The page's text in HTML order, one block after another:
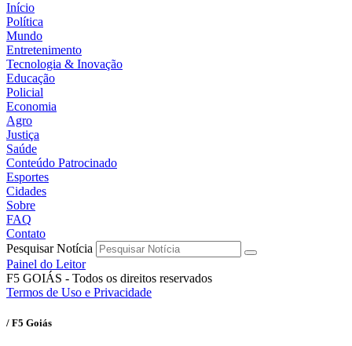
Início
Política
Mundo
Entretenimento
Tecnologia & Inovação
Educação
Policial
Economia
Agro
Justiça
Saúde
Conteúdo Patrocinado
Esportes
Cidades
Sobre
FAQ
Contato
Pesquisar Notícia
Painel do Leitor
F5 GOIÁS - Todos os direitos reservados
Termos de Uso e Privacidade
/ F5 Goiás